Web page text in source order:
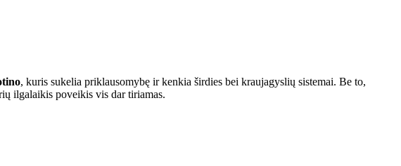
, kuris sukelia priklausomybę ir kenkia širdies bei kraujagyslių sistemai. Be to,
ilgalaikis poveikis vis dar tiriamas.